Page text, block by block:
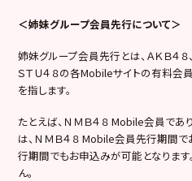
＜姉妹グループ会員先行について＞
姉妹グループ会員先行とは、ＡＫＢ４８、
ＳＴＵ４８の各Mobileサイトの有料会
を指します。
たとえば、ＮＭＢ４８ Mobile会員であ
は、ＮＭＢ４８ Mobile会員先行期間
行期間でもお申込みが可能となります
ん。